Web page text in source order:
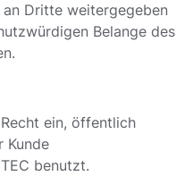
Dritte weitergegeben
Belange des
ein, öffentlich
Kunde
benutzt.